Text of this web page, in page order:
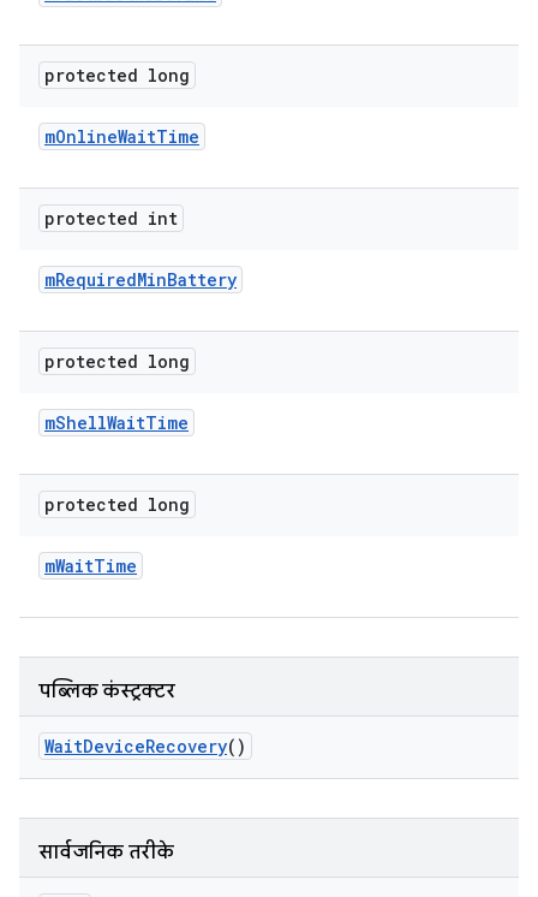
protected long
mOnlineWaitTime
protected int
mRequiredMinBattery
protected long
mShellWaitTime
protected long
mWaitTime
पब्लिक कंस्ट्रक्टर
WaitDeviceRecovery()
सार्वजनिक तरीके